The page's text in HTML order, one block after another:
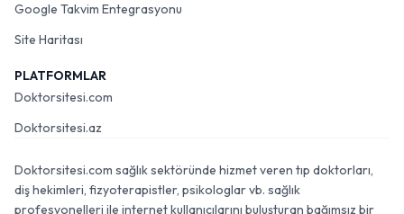
Google Takvim Entegrasyonu
Site Haritası
PLATFORMLAR
Doktorsitesi.com
Doktorsitesi.az
Doktorsitesi.com sağlık sektöründe hizmet veren tıp doktorları,
diş hekimleri, fizyoterapistler, psikologlar vb. sağlık
profesyonelleri ile internet kullanıcılarını buluşturan bağımsız bir